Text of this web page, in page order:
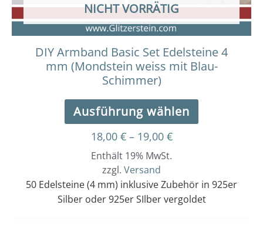
NICHT VORRÄTIG
DIY Armband Basic Set Edelsteine 4
mm (Mondstein weiss mit Blau-
Schimmer)
Ausführung wählen
werden
18,00 € – 19,00 €
Enthält 19% MwSt.
zzgl. Versand
50 Edelsteine (4 mm) inklusive Zubehör in 925er
Silber oder 925er SIlber vergoldet